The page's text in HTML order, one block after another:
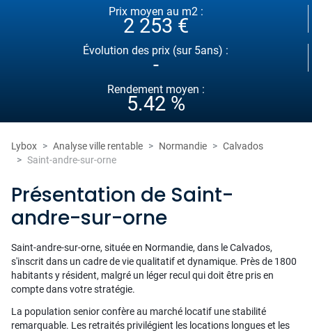
Prix moyen au m2 :
2 253 €
Évolution des prix (sur 5ans) :
-
Rendement moyen :
5.42 %
Lybox Analyse ville rentable Normandie
Calvados
Saint-andre-sur-orne
Présentation de Saint-
andre-sur-orne
Saint-andre-sur-orne, située en Normandie, dans le Calvados,
s'inscrit dans un cadre de vie qualitatif et dynamique. Près de 1800
habitants y résident, malgré un léger recul qui doit être pris en
compte dans votre stratégie.
La population senior confère au marché locatif une stabilité
remarquable. Les retraités privilégient les locations longues et les